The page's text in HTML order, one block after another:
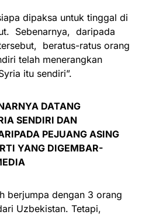
dipaksa untuk tinggal di
Sebenarnya, daripada
beratus-ratus orang
telah menerangkan
itu sendiri”.
DATANG
SENDIRI DAN
PEJUANG ASING
YANG DIGEMBAR-
berjumpa dengan 3 orang
Uzbekistan. Tetapi,